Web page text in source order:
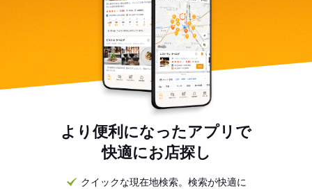
より便利になったアプリで
快適にお店探し
クイックな現在地検索。検索が快適に